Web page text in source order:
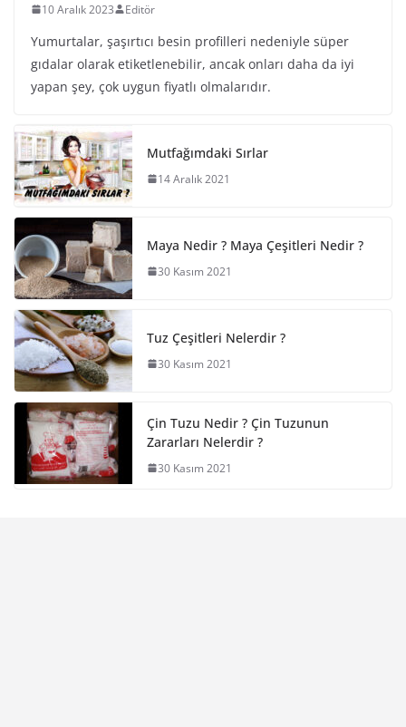
10 Aralık 2023 Editör
Yumurtalar, şaşırtıcı besin profilleri nedeniyle süper
gıdalar olarak etiketlenebilir, ancak onları daha da iyi
yapan şey, çok uygun fiyatlı olmalarıdır.
Mutfağımdaki Sırlar
14 Aralık 2021
Maya Nedir ? Maya Çeşitleri Nedir ?
30 Kasım 2021
Tuz Çeşitleri Nelerdir ?
30 Kasım 2021
Çin Tuzu Nedir ? Çin Tuzunun
Zararları Nelerdir ?
30 Kasım 2021